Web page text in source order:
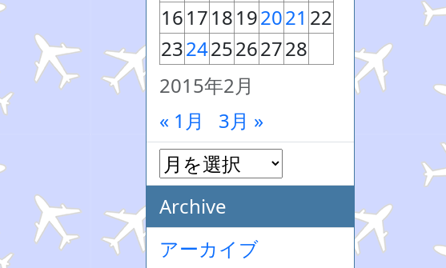
2015年2月
161718192021 22
232425262728
« 1月 3月 »
Archive
アーカイブ